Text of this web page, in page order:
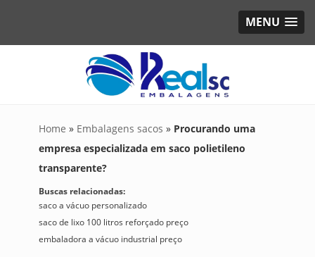
MENU
Home » Embalagens sacos » Procurando uma
empresa especializada em saco polietileno
transparente?
Buscas relacionadas:
saco a vácuo personalizado
saco de lixo 100 litros reforçado preço
embaladora a vácuo industrial preço